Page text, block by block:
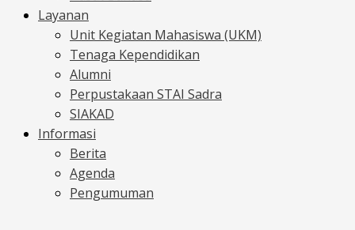
Layanan
Unit Kegiatan Mahasiswa (UKM)
Tenaga Kependidikan
Alumni
Perpustakaan STAI Sadra
SIAKAD
Informasi
Berita
Agenda
Pengumuman